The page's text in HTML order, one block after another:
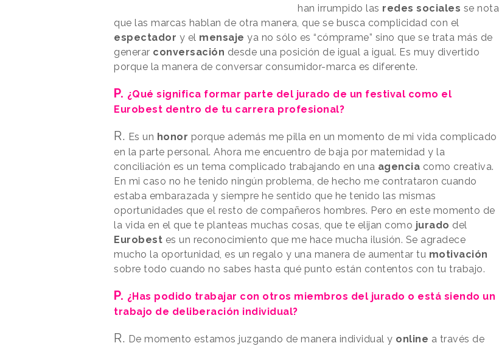
han irrumpido las redes sociales se nota
que las marcas hablan de otra manera, que se busca complicidad con el
espectador y el mensaje ya no sólo es “cómprame” sino que se trata más de
generar conversación desde una posición de igual a igual. Es muy divertido
porque la manera de conversar consumidor-marca es diferente.
P. ¿Qué significa formar parte del jurado de un festival como el
Eurobest dentro de tu carrera profesional?
R. Es un honor porque además me pilla en un momento de mi vida complicado
en la parte personal. Ahora me encuentro de baja por maternidad y la
conciliación es un tema complicado trabajando en una agencia como creativa.
En mi caso no he tenido ningún problema, de hecho me contrataron cuando
estaba embarazada y siempre he sentido que he tenido las mismas
oportunidades que el resto de compañeros hombres. Pero en este momento de
la vida en el que te planteas muchas cosas, que te elijan como jurado del
Eurobest es un reconocimiento que me hace mucha ilusión. Se agradece
mucho la oportunidad, es un regalo y una manera de aumentar tu motivación
sobre todo cuando no sabes hasta qué punto están contentos con tu trabajo.
P. ¿Has podido trabajar con otros miembros del jurado o está siendo un
trabajo de deliberación individual?
R. De momento estamos juzgando de manera individual y online a través de